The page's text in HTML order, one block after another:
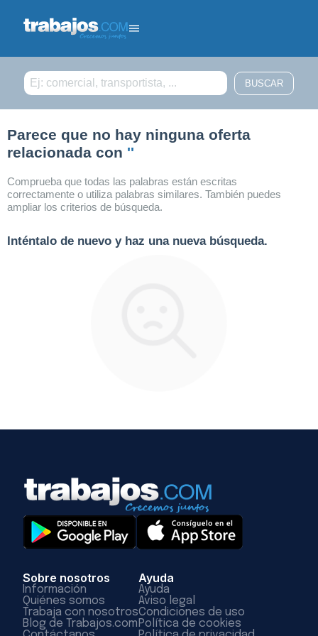
Parece que no hay ninguna oferta
relacionada con ''
Comprueba que todas las palabras están escritas
correctamente o utiliza palabras similares. También puedes
ampliar los criterios de búsqueda.
Inténtalo de nuevo y haz una nueva búsqueda.
Sobre nosotros
Información
Quiénes somos
Trabaja con nosotros
Blog de Trabajos.com
Ayuda
Ayuda
Aviso legal
Condiciones de uso
Política de cookies